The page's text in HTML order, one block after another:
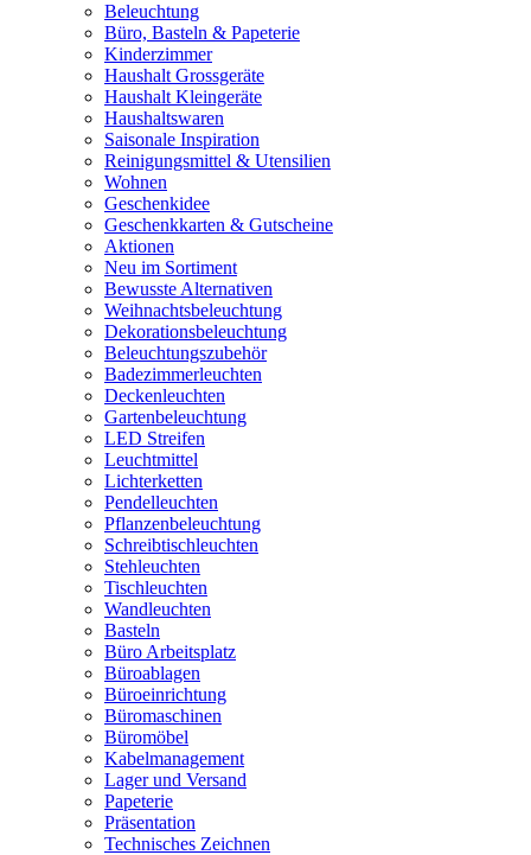
Beleuchtung
Büro, Basteln & Papeterie
Kinderzimmer
Haushalt Grossgeräte
Haushalt Kleingeräte
Haushaltswaren
Saisonale Inspiration
Reinigungsmittel & Utensilien
Wohnen
Geschenkidee
Geschenkkarten & Gutscheine
Aktionen
Neu im Sortiment
Bewusste Alternativen
Weihnachtsbeleuchtung
Dekorationsbeleuchtung
Beleuchtungszubehör
Badezimmerleuchten
Deckenleuchten
Gartenbeleuchtung
LED Streifen
Leuchtmittel
Lichterketten
Pendelleuchten
Pflanzenbeleuchtung
Schreibtischleuchten
Stehleuchten
Tischleuchten
Wandleuchten
Basteln
Büro Arbeitsplatz
Büroablagen
Büroeinrichtung
Büromaschinen
Büromöbel
Kabelmanagement
Lager und Versand
Papeterie
Präsentation
Technisches Zeichnen